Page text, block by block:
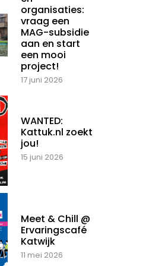
organisaties:
vraag een
MAG-subsidie
aan en start
een mooi
project!
17 juni 2026
WANTED:
Kattuk.nl zoekt
jou!
15 juni 2026
Meet & Chill @
Ervaringscafé
Katwijk
11 mei 2026